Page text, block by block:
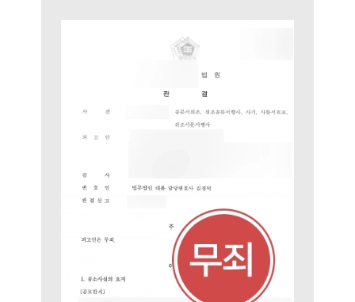
업무사례
형사 주요 업무사례
사례분석/최신동향
형사 법률정보
업무분야
형사그룹 업무
전체